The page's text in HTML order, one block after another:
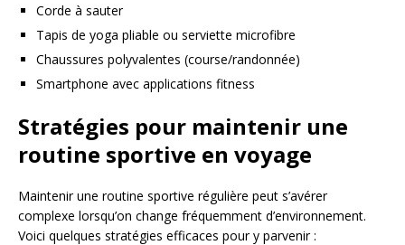
Corde à sauter
Tapis de yoga pliable ou serviette microfibre
Chaussures polyvalentes (course/randonnée)
Smartphone avec applications fitness
Stratégies pour maintenir une
routine sportive en voyage
Maintenir une routine sportive régulière peut s’avérer
complexe lorsqu’on change fréquemment d’environnement.
Voici quelques stratégies efficaces pour y parvenir :